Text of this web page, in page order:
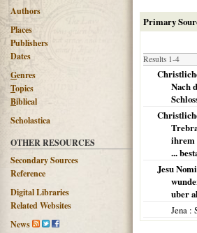
Authors
Places
Publishers
Dates
Genres
Topics
Biblical
Scholastica
OTHER RESOURCES
Secondary Sources
Reference
Digital Libraries
Related Websites
News
Primary
Results 1-4
Nach
ihrem
...
Jesu
uber
Jena :